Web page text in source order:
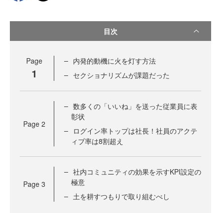
目次
Page
1
内発的動機に火を灯す方法
セクショナリズムが課題だった
Page 2
数多くの「いいね」を送った従業員に表
彰状
ログイン率トップは社長！社員のアクテ
ィブ率は8割超え
Page 3
社内コミュニティの効果を示すKPI設定の
極意
土を耕すつもりで取り組むべし